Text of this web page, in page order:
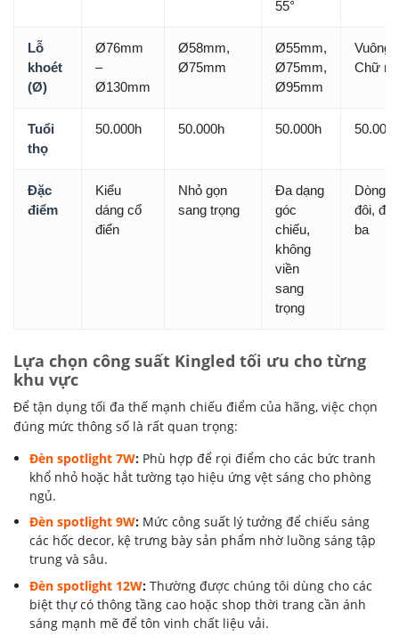
55°
Lỗ
khoét
(Ø)
Ø76mm
–
Ø130mm
Ø58mm,
Ø75mm
Ø55mm,
Ø75mm,
Ø95mm
Vuông /
Chữ
Tuổi
thọ
50.000h 50.000h 50.000h
Đặc
điểm
Kiểu
dáng cổ
điển
Nhỏ gọn
sang trọng
Đa dạng
góc
chiếu,
không
viền
sang
trọng
Dòng
đôi, đèn
ba
Lựa chọn công suất Kingled tối ưu cho từng
khu vực
Để tận dụng tối đa thế mạnh chiếu điểm của hãng, việc chọn
đúng mức thông số là rất quan trọng:
Đèn spotlight 7W: Phù hợp để rọi điểm cho các bức tranh
khổ nhỏ hoặc hắt tường tạo hiệu ứng vệt sáng cho phòng
ngủ.
Đèn spotlight 9W: Mức công suất lý tưởng để chiếu sáng
các hốc decor, kệ trưng bày sản phẩm nhờ luồng sáng tập
trung và sâu.
Đèn spotlight 12W: Thường được chúng tôi dùng cho các
biệt thự có thông tầng cao hoặc shop thời trang cần ánh
sáng mạnh mẽ để tôn vinh chất liệu vải.